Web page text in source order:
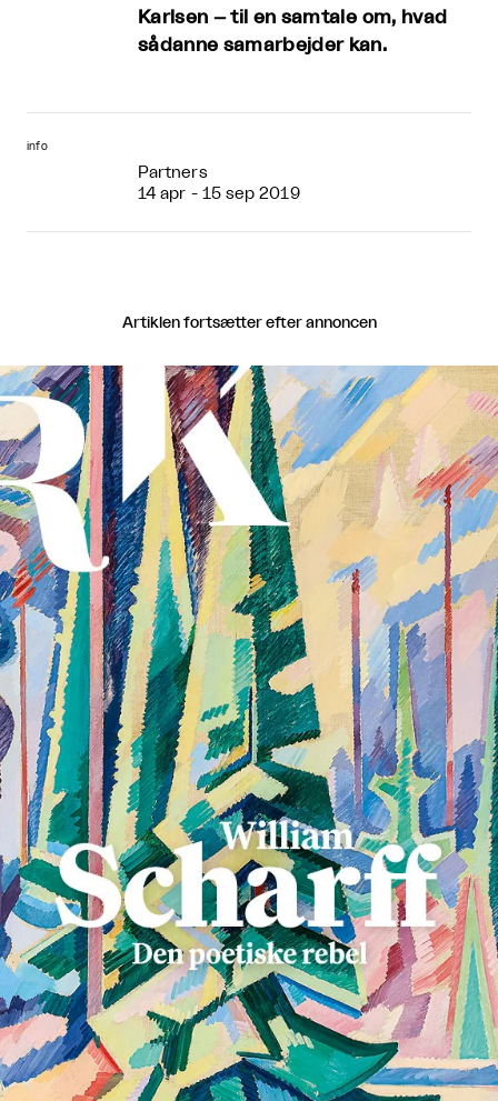
Karlsen – til en samtale om, hvad
sådanne samarbejder kan.
info
Partners
14 apr - 15 sep 2019
Artiklen fortsætter efter annoncen